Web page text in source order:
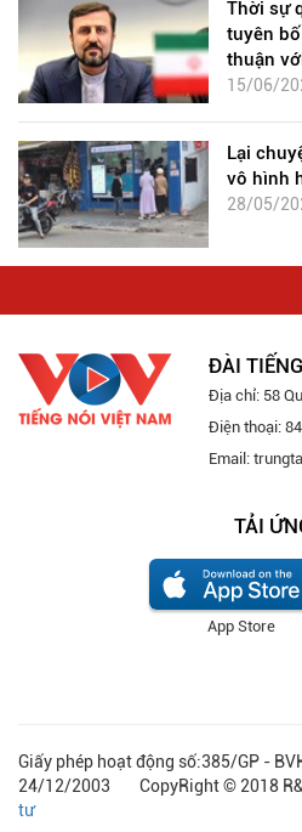
Thời sự
tuyên
thuận
15/06/
Lại
vô hình
28/05/
ĐÀI
Địa chỉ: 58
Điện thoại:
Email:
TẢI
App Store
Giấy phép hoạt động số:385/GP -
24/12/2003 CopyRight © 2018
tư